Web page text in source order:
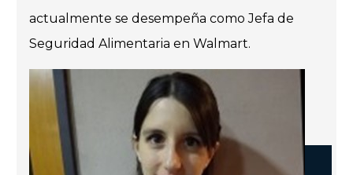
actualmente se desempeña como Jefa de
Seguridad Alimentaria en Walmart.